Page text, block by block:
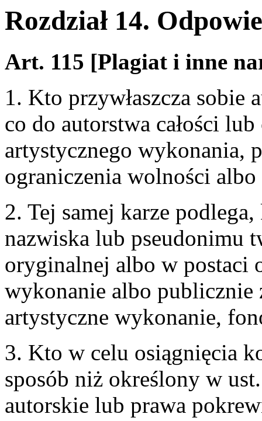
Rozdział 14.
Art. 115 [Plagiat i inne
1. Kto przywłaszcza sobie
co do autorstwa całości
artystycznego wykonania,
ograniczenia wolności
2. Tej samej karze
nazwiska lub pseudonimu
oryginalnej albo w postaci
wykonanie albo publicznie
artystyczne wykonanie,
3. Kto w celu osiągnięcia
sposób niż określony w
autorskie lub prawa